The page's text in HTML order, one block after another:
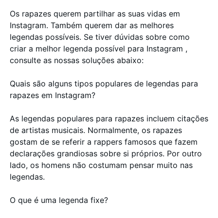
Os rapazes querem partilhar as suas vidas em
Instagram. Também querem dar as melhores
legendas possíveis. Se tiver dúvidas sobre como
criar a melhor legenda possível para Instagram ,
consulte as nossas soluções abaixo:
Quais são alguns tipos populares de legendas para
rapazes em Instagram?
As legendas populares para rapazes incluem citações
de artistas musicais. Normalmente, os rapazes
gostam de se referir a rappers famosos que fazem
declarações grandiosas sobre si próprios. Por outro
lado, os homens não costumam pensar muito nas
legendas.
O que é uma legenda fixe?